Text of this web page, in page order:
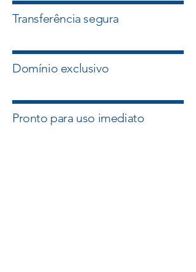
Transferência segura
Domínio exclusivo
Pronto para uso imediato